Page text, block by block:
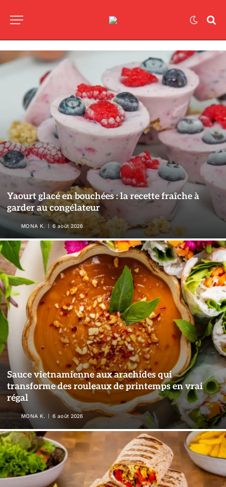
Yaourt glacé en bouchées : la recette fraîche à
garder au congélateur
MONA K. 6 août 2026
Sauce vietnamienne aux arachides qui
transforme des rouleaux de printemps en vrai
régal
MONA K. 6 août 2026